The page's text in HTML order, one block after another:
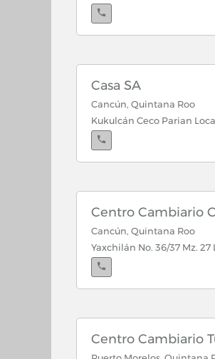
Casa SA
Cancún, Quintana Roo
Kukulcán Ceco Parian
Centro Cambiario
Cancún, Quintana Roo
Yaxchilán No. 36/37 Mz. 27
Centro Cambiario